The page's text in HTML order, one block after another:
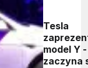
Tesla
model Y
zaczyna